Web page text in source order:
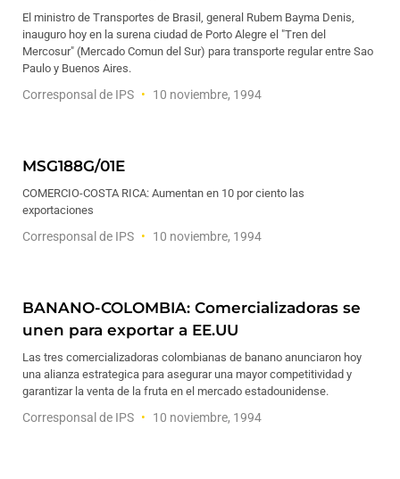
El ministro de Transportes de Brasil, general Rubem Bayma Denis,
inauguro hoy en la surena ciudad de Porto Alegre el "Tren del
Mercosur" (Mercado Comun del Sur) para transporte regular entre Sao
Paulo y Buenos Aires.
Corresponsal de IPS 10 noviembre, 1994
MSG188G/01E
COMERCIO-COSTA RICA: Aumentan en 10 por ciento las
exportaciones
Corresponsal de IPS 10 noviembre, 1994
BANANO-COLOMBIA: Comercializadoras se
unen para exportar a EE.UU
Las tres comercializadoras colombianas de banano anunciaron hoy
una alianza estrategica para asegurar una mayor competitividad y
garantizar la venta de la fruta en el mercado estadounidense.
Corresponsal de IPS 10 noviembre, 1994